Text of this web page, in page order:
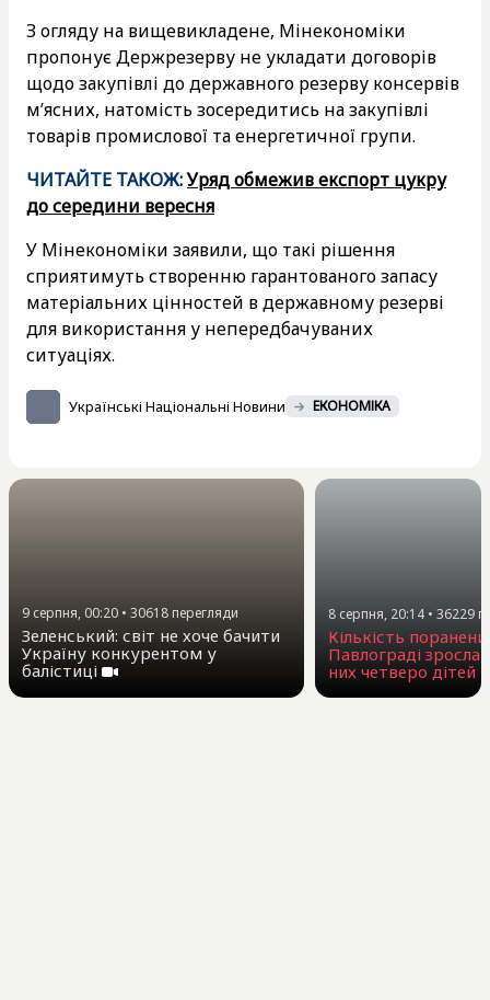
З огляду на вищевикладене, Мінекономіки
пропонує Держрезерву не укладати договорів
щодо закупівлі до державного резерву консервів
м’ясних, натомість зосередитись на закупівлі
товарів промислової та енергетичної групи.
ЧИТАЙТЕ ТАКОЖ:Уряд обмежив експорт цукру
до середини вересня
У Мінекономіки заявили, що такі рішення
сприятимуть створенню гарантованого запасу
матеріальних цінностей в державному резерві
для використання у непередбачуваних
ситуаціях.
Українські Національні Новини ЕКОНОМІКА
9 серпня, 00:20 • 30618 перегляди
Зеленський: світ не хоче бачити
Україну конкурентом у
балістиці
8 серпня, 20:14 • 36229
Кількість
Павлограді зросла
них четверо дітей